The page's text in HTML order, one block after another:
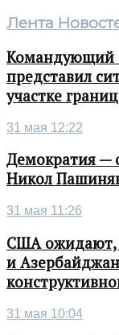
Лента
Командующий
представил
участке
31 мая 12:22
Демократия —
Никол
31 мая 11:26
США ожидают,
и
31 мая 10:04